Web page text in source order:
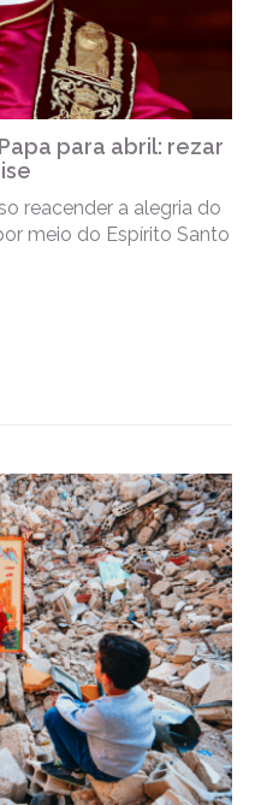
para abril: rezar
reacender a alegria do
meio do Espírito Santo